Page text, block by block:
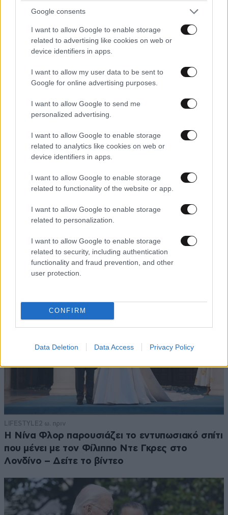
Google consents
I want to allow Google to enable storage
related to advertising like cookies on web or
device identifiers in apps.
I want to allow my user data to be sent to
Google for online advertising purposes.
I want to allow Google to send me
personalized advertising.
I want to allow Google to enable storage
related to analytics like cookies on web or
device identifiers in apps.
I want to allow Google to enable storage
related to functionality of the website or app.
I want to allow Google to enable storage
related to personalization.
I want to allow Google to enable storage
related to security, including authentication
functionality and fraud prevention, and other
user protection.
CONFIRM
Data Deletion Data Access Privacy Policy
ΔΙΑΤΡΟΦΗ08·08·2026 08:30
Ογκολόγοι προειδοποιούν: Αυτές οι τροφές,
περνούν απαρατήρητες, αλλά καλό είναι να τις
βγάλετε από την καθημερινότητά σας
LIFESTYLE08·08·2026 11:32
Αθηνά Οικονομάκου – Μπρούνο Τσερέλα: Ο
Moorea στα ονειρικά Μπόρα Μπόρα
LIFESTYLE 2 ω. πριν
Η Νίνα Φλορ παρουσιάζει το εντυπωσιακό σπίτι
που μένει με τον Φίλιππο Ντε Γκρες στο
Λονδίνο – Δείτε το βίντεο